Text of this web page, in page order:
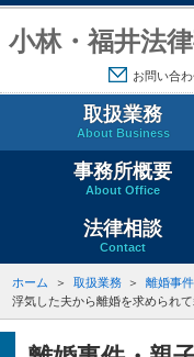
小林・福井法
お問い合
取扱業務
About Business
事務所概要
About Office
法律相談
Contact
ホーム 取扱業務
離婚事
浮気した夫から離婚を求められて